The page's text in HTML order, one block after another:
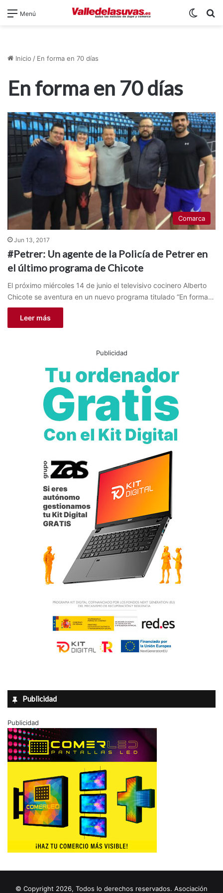
Menú
Inicio / En forma en 70 días
En forma en 70 días
Comarca
Jun 13, 2017
#Petrer: Un agente de la Policía de Petrer en
el último programa de Chicote
El próximo miércoles 14 de junio el televisivo cocinero Alberto
Chicote se aventura en un nuevo programa titulado “En forma…
Leer más
Publicidad
Publicidad
Publicidad
© Copyright 2026, Todos lo derechos reservados. Asociación